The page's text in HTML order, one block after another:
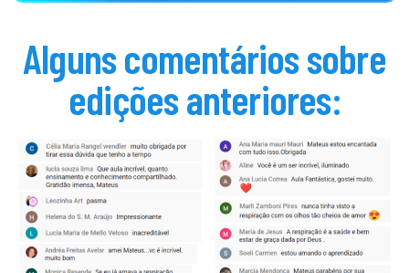
Alguns comentários sobre
edições anteriores: